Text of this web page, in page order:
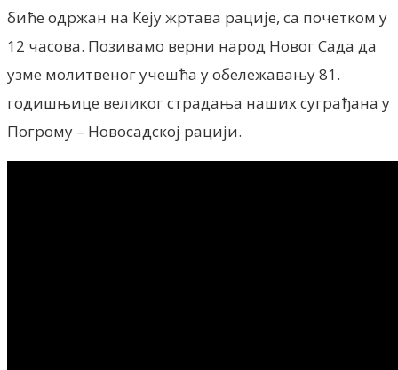
биће одржан на Кеју жртава рације, са почетком у
12 часова. Позивамо верни народ Новог Сада да
узме молитвеног учешћа у обележавању 81.
годишњице великог страдања наших суграђана у
Погрому – Новосадској рацији.